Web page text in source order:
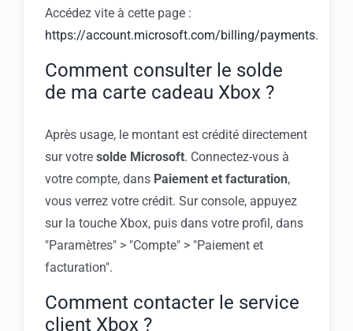
Accédez vite à cette page :
https://account.microsoft.com/billing/payments.
Comment consulter le solde
de ma carte cadeau Xbox ?
Après usage, le montant est crédité directement
sur votresolde Microsoft. Connectez-vous à
votre compte, dans Paiement et facturation,
vous verrez votre crédit. Sur console, appuyez
sur la touche Xbox, puis dans votre profil, dans
"Paramètres" > "Compte" > "Paiement et
facturation".
Comment contacter le service
client Xbox ?